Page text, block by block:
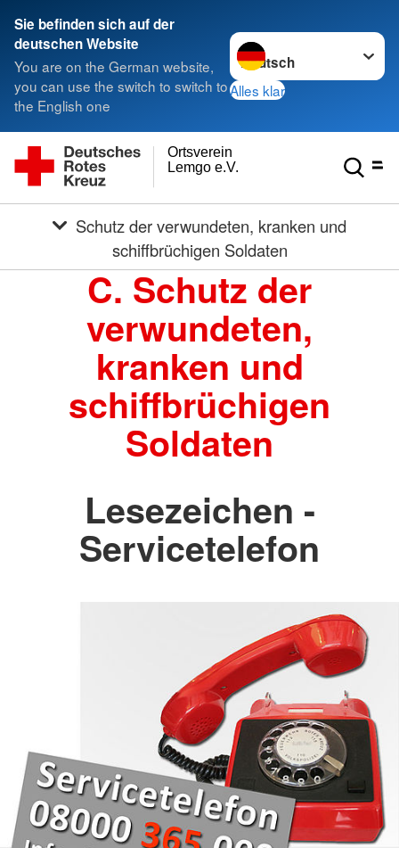
Sie befinden sich auf der
deutschen Website
You are on the German website,
you can use the switch to switch to
the English one
Sprache wechseln zu
Alles klar
Lemgo e.V.
Ortsverein
schiffbrüchigen Soldaten
C. Schutz der
verwundeten,
kranken und
schiffbrüchigen
Soldaten
Lesezeichen -
Servicetelefon